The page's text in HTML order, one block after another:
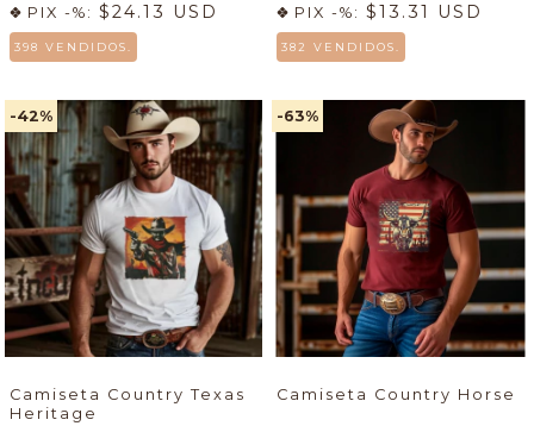
PIX -%: $24.13 USD
398 VENDIDOS.
PIX -%: $13.31 USD
382 VENDIDOS.
-42%
Camiseta Country Texas
Heritage
-63%
Camiseta Country Horse